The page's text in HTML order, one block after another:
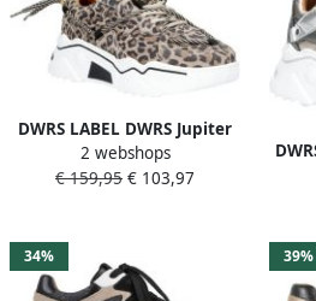
DWRS LABEL DWRS Jupiter
leopard sneakers Beige
Leer Lage sneakers Dames
2 webshops
€ 159,95 € 103,97
34% 39%